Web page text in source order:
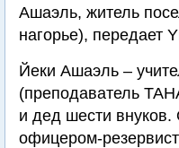
Ашаэль, житель
нагорье), передает
Йеки Ашаэль –
(преподаватель
и дед шести внуков.
офицером-